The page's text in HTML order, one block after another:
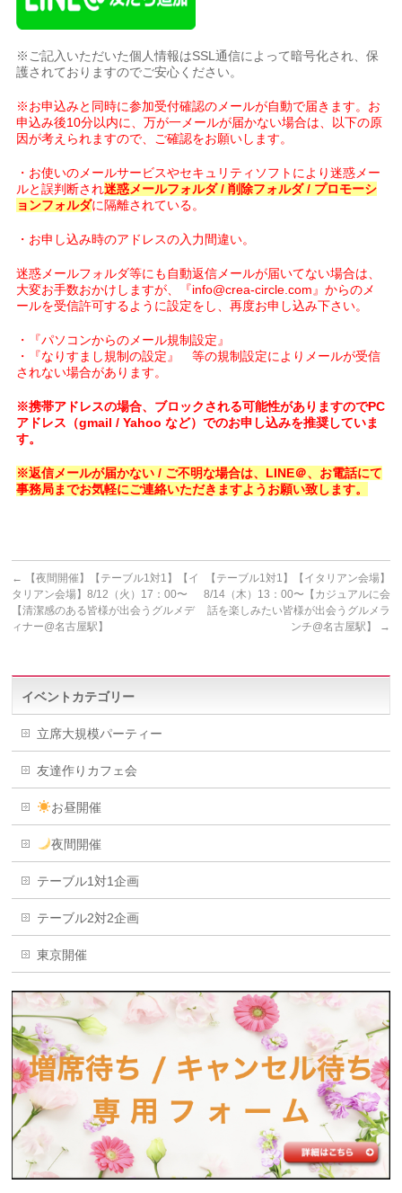
※ご記入いただいた個人情報はSSL通信によって暗号化され、保
護されておりますのでご安心ください。
※お申込みと同時に参加受付確認のメールが自動で届きます。お
申込み後10分以内に、万が一メールが届かない場合は、以下の原
因が考えられますので、ご確認をお願いします。
・お使いのメールサービスやセキュリティソフトにより迷惑メー
ルと誤判断され迷惑メールフォルダ / 削除フォルダ / プロモーシ
ョンフォルダに隔離されている。
・お申し込み時のアドレスの入力間違い。
迷惑メールフォルダ等にも自動返信メールが届いてない場合は、
大変お手数おかけしますが、『info@crea-circle.com』からのメ
ールを受信許可するように設定をし、再度お申し込み下さい。
・『パソコンからのメール規制設定』
・『なりすまし規制の設定』 等の規制設定によりメールが受信
されない場合があります。
※携帯アドレスの場合、ブロックされる可能性がありますのでPC
アドレス（gmail / Yahoo など）でのお申し込みを推奨していま
す。
※返信メールが届かない / ご不明な場合は、LINE＠、お電話にて
事務局までお気軽にご連絡いただきますようお願い致します。
←
【夜間開催】【テーブル1対1】【イ
タリアン会場】8/12（火）17：00〜
【清潔感のある皆様が出会うグルメデ
ィナー@名古屋駅】
【テーブル1対1】【イタリアン会場】
8/14（木）13：00〜【カジュアルに会
話を楽しみたい皆様が出会うグルメラ
ンチ@名古屋駅】
→
イベントカテゴリー
立席大規模パーティー
友達作りカフェ会
お昼開催
夜間開催
テーブル1対1企画
テーブル2対2企画
東京開催